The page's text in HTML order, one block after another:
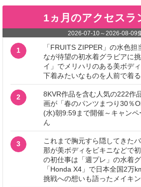
1ヵ月のアクセスラ
2026-07-10～2026-08-09
1
「FRUITS ZIPPER」の水色担
なが待望の初水着グラビアに
イ」でメリハリのある美ボデ
下着みたいなものを人前で着る
2
8KVR作品を含む人気の222作
画が「春のパンツまつり30％
(水)朝9:59まで開催～キャンペ
ん
3
これまで胸元すら隠してきた
那が美ボディをビキニなどで
の初仕事は「週プレ」の水着
「Honda X4」で日本全国2万
挑戦への想いも語ったメイキ